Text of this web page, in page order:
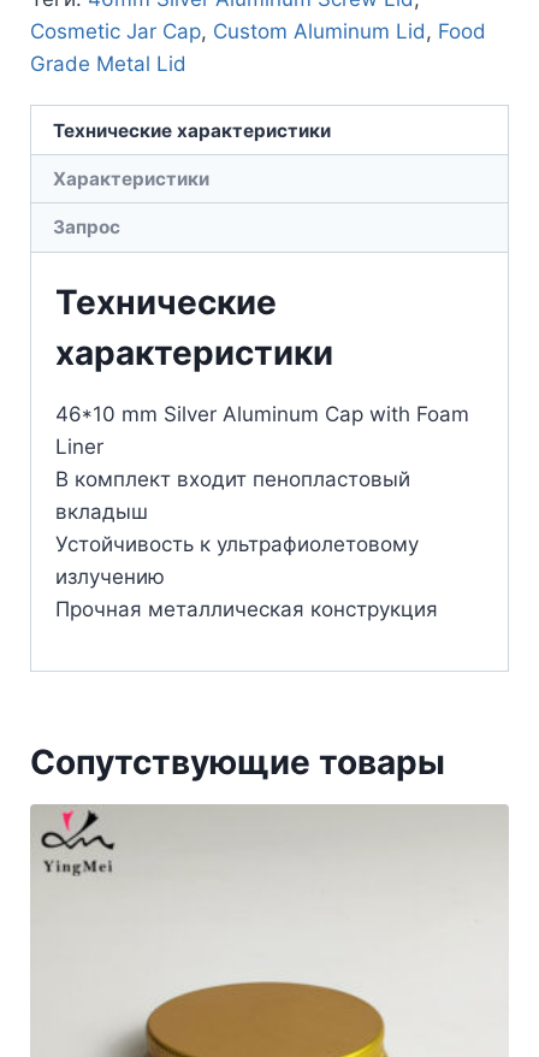
Cosmetic Jar Cap, Custom Aluminum Lid, Food
Grade Metal Lid
Технические характеристики
Характеристики
Запрос
Технические
характеристики
46*10 mm Silver Aluminum Cap with Foam
Liner
В комплект входит пенопластовый
вкладыш
Устойчивость к ультрафиолетовому
излучению
Прочная металлическая конструкция
Сопутствующие товары